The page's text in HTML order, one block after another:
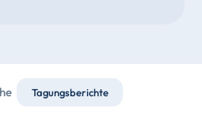
Tagungsberichte